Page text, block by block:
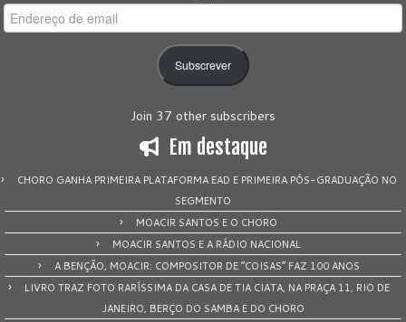
Endereço
de
Subscrever
Join 37 other subscribers
Em destaque
CHORO GANHA PRIMEIRA PLATAFORMA EAD E PRIMEIRA PÓS-GRADUAÇÃO NO
SEGMENTO
MOACIR SANTOS E O CHORO
MOACIR SANTOS E A RÁDIO NACIONAL
A BENÇÃO, MOACIR: COMPOSITOR DE “COISAS” FAZ 100 ANOS
LIVRO TRAZ FOTO RARÍSSIMA DA CASA DE TIA CIATA, NA PRAÇA 11, RIO DE
JANEIRO, BERÇO DO SAMBA E DO CHORO